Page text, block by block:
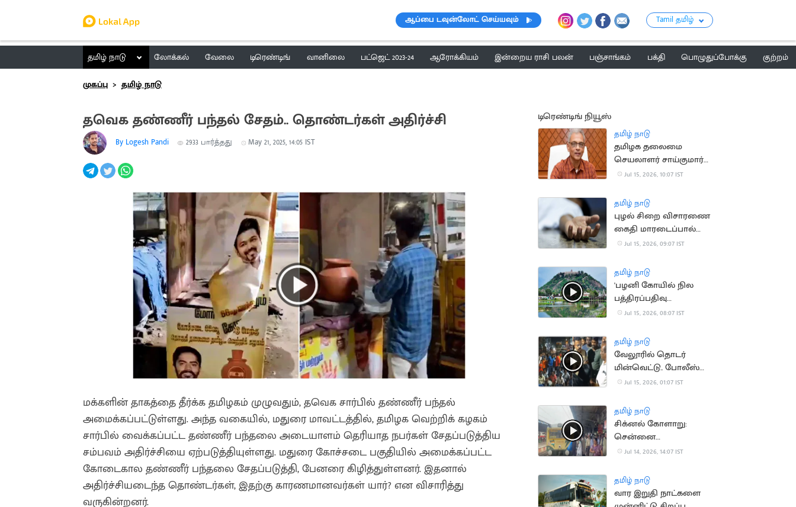
ஆப்பை டவுன்லோட் செய்யவும் Tamil தமிழ்
தமிழ் நாடு லோக்கல் வேலை டிரெண்டிங் வானிலை பட்ஜெட் 2023-24 ஆரோக்கியம் இன்றைய ராசி பலன் பஞ்சாங்கம் பக்தி பொழுதுப்போக்கு
குற்றம்
முகப்பு
தமிழ் நாடு
தவெக தண்ணீர் பந்தல் சேதம்.. தொண்டர்கள் அதிர்ச்சி
By Logesh Pandi 2933 பார்த்தது May 21, 2025, 14:05 IST
மக்களின் தாகத்தை தீர்க்க தமிழகம் முழுவதும், தவெக சார்பில் தண்ணீர் பந்தல்
அமைக்கப்பட்டுள்ளது. அந்த வகையில், மதுரை மாவட்டத்தில், தமிழக வெற்றிக் கழகம்
சார்பில் வைக்கப்பட்ட தண்ணீர் பந்தலை அடையாளம் தெரியாத நபர்கள் சேதப்படுத்திய
சம்பவம் அதிர்ச்சியை ஏற்படுத்தியுள்ளது. மதுரை கோச்சடை பகுதியில் அமைக்கப்பட்ட
கோடைகால தண்ணீர் பந்தலை சேதப்படுத்தி, பேனரை கிழித்துள்ளனர். இதனால்
அதிர்ச்சியடைந்த தொண்டர்கள், இதற்கு காரணமானவர்கள் யார்? என விசாரித்து
வருகின்றனர்.
டிரெண்டிங் நியூஸ்
தமிழ் நாடு
தமிழக தலைமை
செயலாளர் சாய்குமார்
பதவிக்காலம் 6
Jul 15, 2026, 10:07 IST
தமிழ் நாடு
புழல் சிறை விசாரணை
கைதி மாரடைப்பால்
திடீர் உயிரிழப்பு
Jul 15, 2026, 09:07 IST
தமிழ் நாடு
'பழனி கோயில் நில
பத்திரப்பதிவு
செல்லாது'.. நீதிமன்றம்
Jul 15, 2026, 08:07 IST
தமிழ் நாடு
வேலூரில் தொடர்
மின்வெட்டு.. போலீஸ்
பேச்சால் சர்ச்சை
Jul 15, 2026, 01:07 IST
தமிழ் நாடு
சிக்னல் கோளாறு:
சென்னை
கடற்கரையில் புறநகர்
Jul 14, 2026, 14:07 IST
தமிழ் நாடு
வார இறுதி நாட்களை